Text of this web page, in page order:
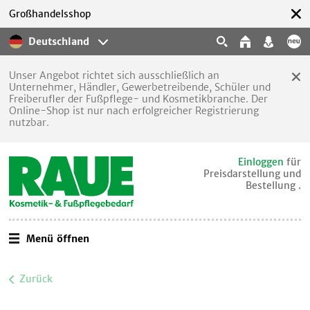
Deutschland
Großhandelsshop
Unser Angebot richtet sich ausschließlich an
Unternehmer, Händler, Gewerbetreibende, Schüler und
Freiberufler der Fußpflege- und Kosmetikbranche. Der
Online-Shop ist nur nach erfolgreicher Registrierung
nutzbar.
Einloggen für
Preisdarstellung und
Bestellung .
Menü öffnen
Zurück